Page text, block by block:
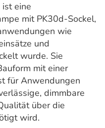
eine
mit PK30d-Sockel,
wie
und
wurde. Sie
mit einer
für Anwendungen
dimmbare
über die
wird.